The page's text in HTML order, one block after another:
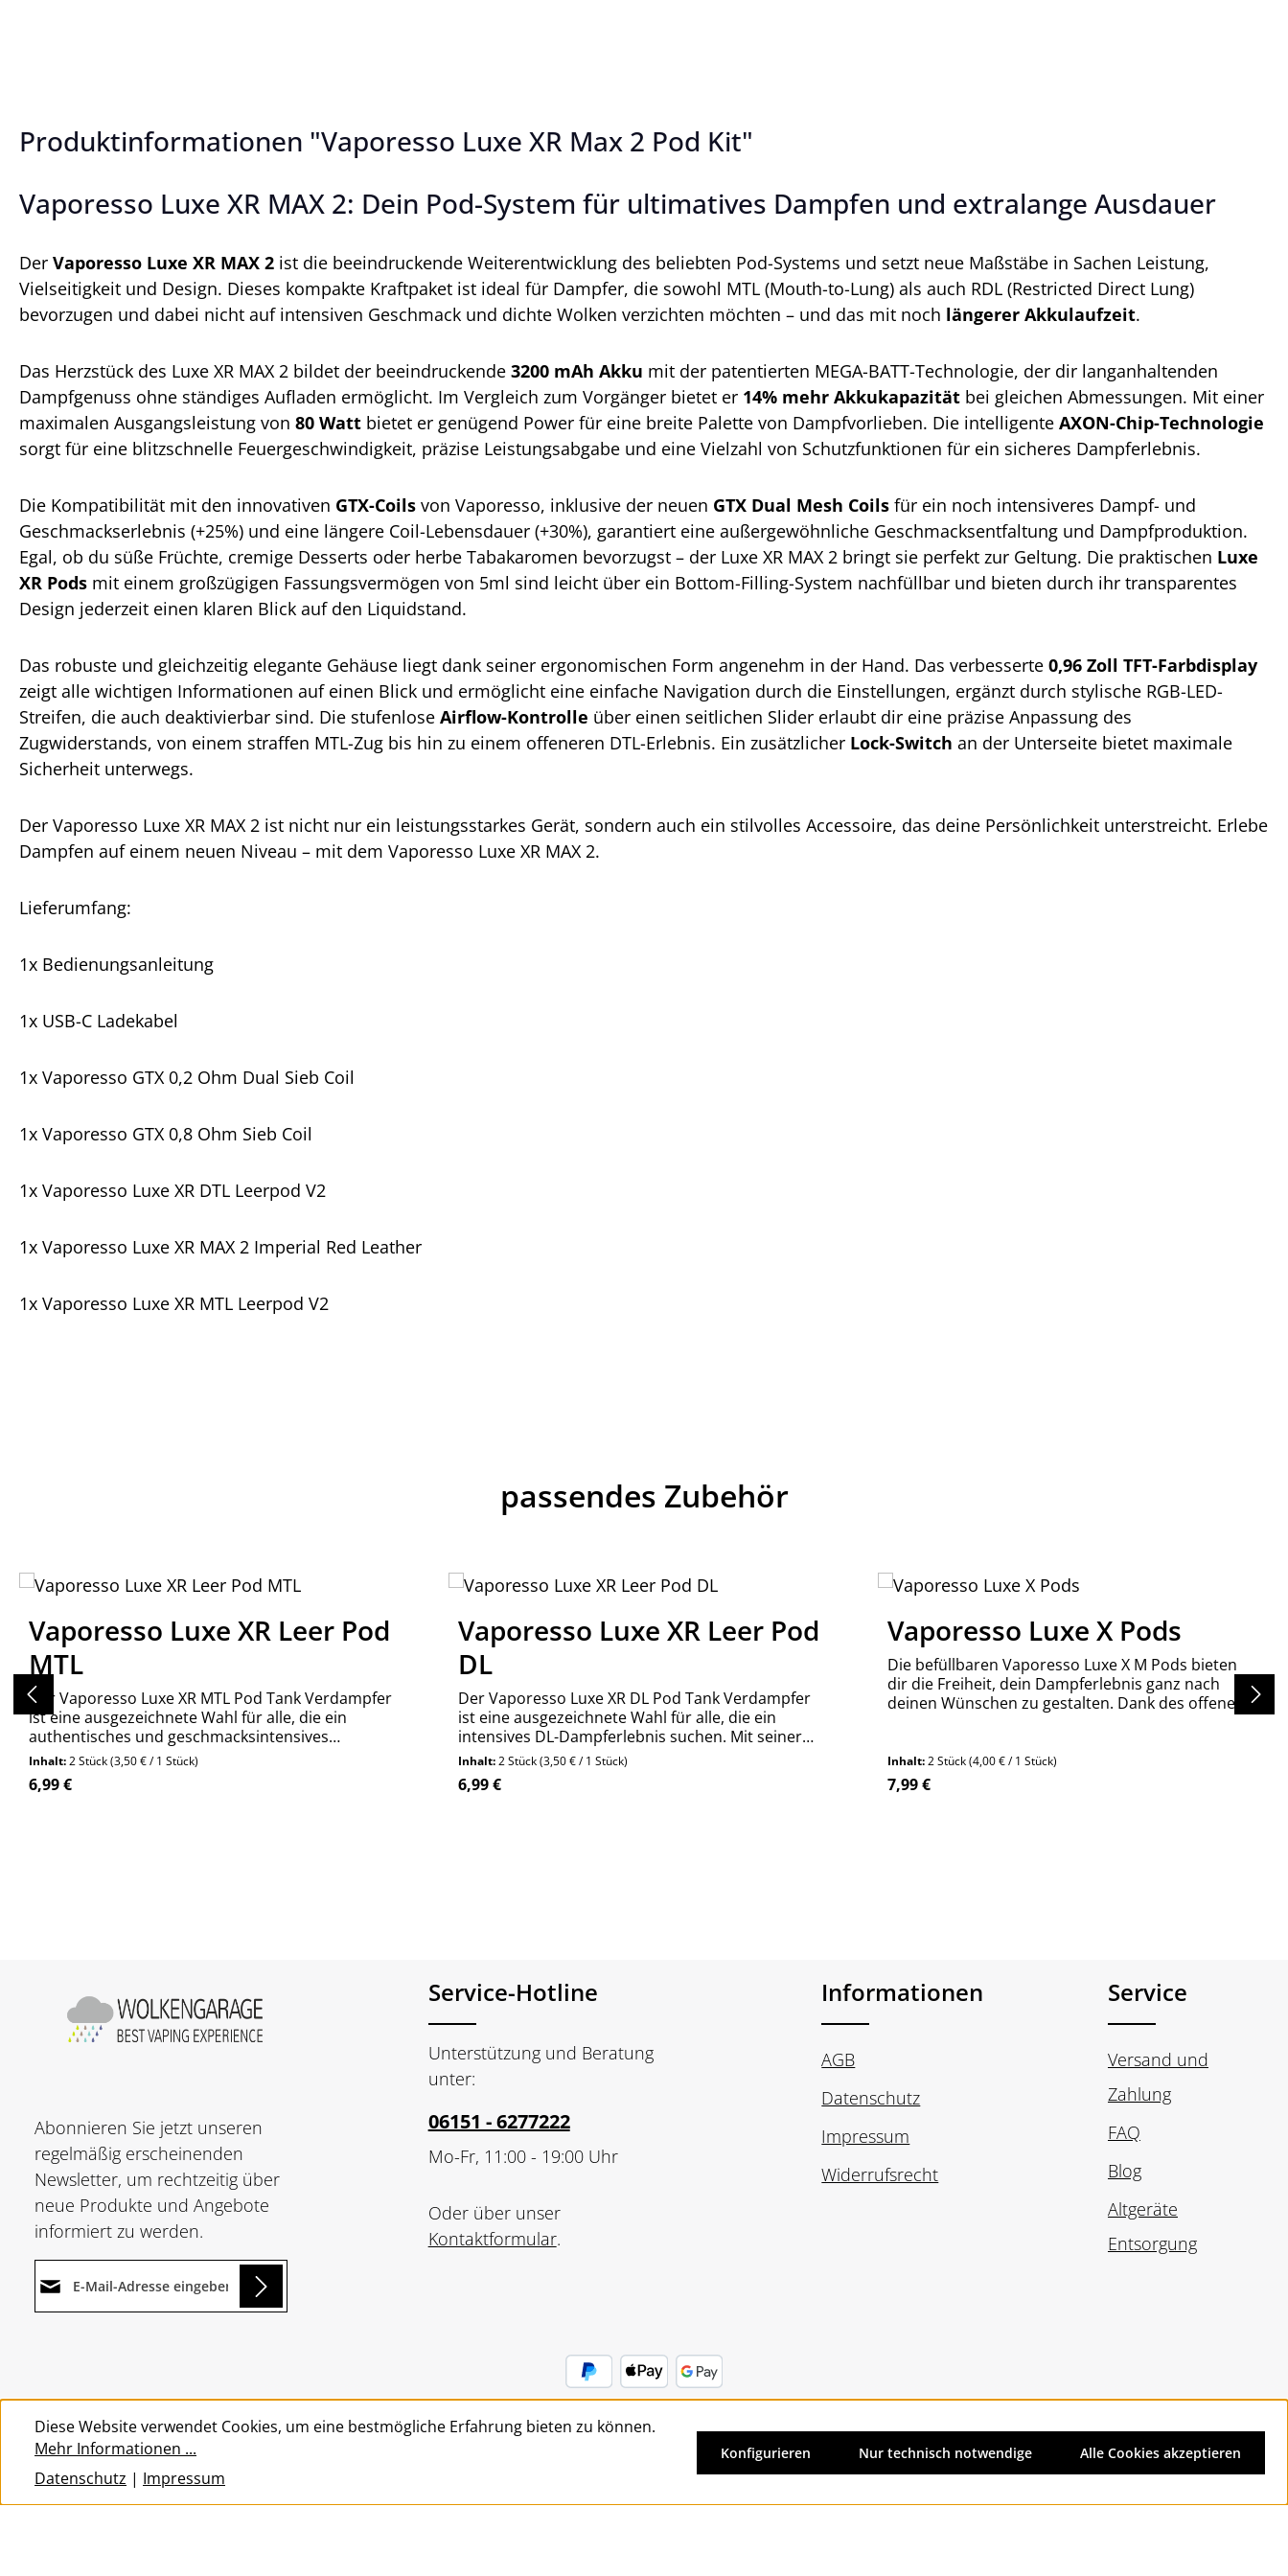
Produktinformationen "Vaporesso Luxe XR Max 2 Pod Kit"
Vaporesso Luxe XR MAX 2: Dein Pod-System für ultimatives Dampfen und extralange Ausdauer
Der Vaporesso Luxe XR MAX 2 ist die beeindruckende Weiterentwicklung des beliebten Pod-Systems und setzt neue Maßstäbe in Sachen Leistung,
Vielseitigkeit und Design. Dieses kompakte Kraftpaket ist ideal für Dampfer, die sowohl MTL (Mouth-to-Lung) als auch RDL (Restricted Direct Lung)
bevorzugen und dabei nicht auf intensiven Geschmack und dichte Wolken verzichten möchten – und das mit noch längerer Akkulaufzeit.
Das Herzstück des Luxe XR MAX 2 bildet der beeindruckende 3200 mAh Akku mit der patentierten MEGA-BATT-Technologie, der dir langanhaltenden
Dampfgenuss ohne ständiges Aufladen ermöglicht. Im Vergleich zum Vorgänger bietet er 14% mehr Akkukapazität bei gleichen Abmessungen. Mit einer
maximalen Ausgangsleistung von 80 Watt bietet er genügend Power für eine breite Palette von Dampfvorlieben. Die intelligente AXON-Chip-Technologie
sorgt für eine blitzschnelle Feuergeschwindigkeit, präzise Leistungsabgabe und eine Vielzahl von Schutzfunktionen für ein sicheres Dampferlebnis.
Die Kompatibilität mit den innovativen GTX-Coils von Vaporesso, inklusive der neuen GTX Dual Mesh Coils für ein noch intensiveres Dampf- und
Geschmackserlebnis (+25%) und eine längere Coil-Lebensdauer (+30%), garantiert eine außergewöhnliche Geschmacksentfaltung und Dampfproduktion.
Egal, ob du süße Früchte, cremige Desserts oder herbe Tabakaromen bevorzugst – der Luxe XR MAX 2 bringt sie perfekt zur Geltung. Die praktischen Luxe
XR Pods mit einem großzügigen Fassungsvermögen von 5ml sind leicht über ein Bottom-Filling-System nachfüllbar und bieten durch ihr transparentes
Design jederzeit einen klaren Blick auf den Liquidstand.
Das robuste und gleichzeitig elegante Gehäuse liegt dank seiner ergonomischen Form angenehm in der Hand. Das verbesserte 0,96 Zoll TFT-Farbdisplay
zeigt alle wichtigen Informationen auf einen Blick und ermöglicht eine einfache Navigation durch die Einstellungen, ergänzt durch stylische RGB-LED-
Streifen, die auch deaktivierbar sind. Die stufenlose Airflow-Kontrolle über einen seitlichen Slider erlaubt dir eine präzise Anpassung des
Zugwiderstands, von einem straffen MTL-Zug bis hin zu einem offeneren DTL-Erlebnis. Ein zusätzlicher Lock-Switch an der Unterseite bietet maximale
Sicherheit unterwegs.
Der Vaporesso Luxe XR MAX 2 ist nicht nur ein leistungsstarkes Gerät, sondern auch ein stilvolles Accessoire, das deine Persönlichkeit unterstreicht. Erlebe
Dampfen auf einem neuen Niveau – mit dem Vaporesso Luxe XR MAX 2.
Lieferumfang:
1x Bedienungsanleitung
1x USB-C Ladekabel
1x Vaporesso GTX 0,2 Ohm Dual Sieb Coil
1x Vaporesso GTX 0,8 Ohm Sieb Coil
1x Vaporesso Luxe XR DTL Leerpod V2
1x Vaporesso Luxe XR MAX 2 Imperial Red Leather
1x Vaporesso Luxe XR MTL Leerpod V2
passendes Zubehör
Produktgalerie überspringen
Vaporesso Luxe XR Leer Pod
MTL
Der Vaporesso Luxe XR MTL Pod Tank Verdampfer
ist eine ausgezeichnete Wahl für alle, die ein
authentisches und geschmacksintensives
Dampferlebnis suchen.
Inhalt:2 Stück(3,50 € / 1 Stück)
Regulärer Preis:
6,99 €
Vaporesso Luxe XR Leer Pod
DL
Der Vaporesso Luxe XR DL Pod Tank Verdampfer
ist eine ausgezeichnete Wahl für alle, die ein
intensives DL-Dampferlebnis suchen. Mit seiner
hohen Dampfentwicklung und der großen Auswahl
an kompatiblen Coils bietet er eine hohe
Flexibilität.
Inhalt:2 Stück(3,50 € / 1 Stück)
Regulärer Preis:
6,99 €
Vaporesso Luxe X Pods
Die befüllbaren Vaporesso Luxe X M Pods bieten
dir die Freiheit, dein Dampferlebnis ganz nach
deinen Wünschen zu gestalten. Dank des offenen
Inhalt:2 Stück(4,00 € / 1 Stück)
Regulärer Preis:
7,99 €
Abonnieren Sie jetzt unseren
regelmäßig erscheinenden
Newsletter, um rechtzeitig über
neue Produkte und Angebote
informiert zu werden.
zur Kenntnis genommen und
dieAGBgelesen und bin mit
ihnen einverstanden.
die oben abgebildeten Zeichen
ein*
Pflichtfelder.
Service-Hotline
Unterstützung und Beratung
unter:
06151 - 6277222
Mo-Fr, 11:00 - 19:00 Uhr
Oder über unser
Kontaktformular.
Informationen
AGB
Datenschutz
Impressum
Widerrufsrecht
Service
Versand und
Zahlung
FAQ
Blog
Altgeräte
Entsorgung
© 2026 Wolkengarage - with Alle Preise inkl. gesetzl. Mehrwertsteuer zzgl.Versandkostenund ggf. Nachnahmegebühren, wenn nicht anders angegeben.
Diese Website verwendet Cookies, um eine bestmögliche Erfahrung bieten zu können.
Mehr Informationen ...
Datenschutz | Impressum
Nur technisch notwendige
Konfigurieren Alle Cookies akzeptieren